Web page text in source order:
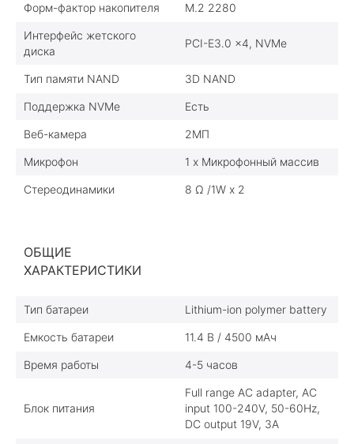
Форм-фактор накопителя M.2 2280
Интерфейс жетского
диска
PCI-E3.0 x4, NVMe
Тип памяти NAND 3D NAND
Поддержка NVMe Есть
Веб-камера 2МП
Микрофон 1 x Микрофонный массив
Стереодинамики 8 Ω /1W х 2
ОБЩИЕ
ХАРАКТЕРИСТИКИ
Тип батареи Lithium-ion polymer battery
Емкость батареи 11.4 В / 4500 мAч
Время работы 4-5 часов
Блок питания
Full range AC adapter, AC
input 100-240V, 50-60Hz,
DC output 19V, 3A